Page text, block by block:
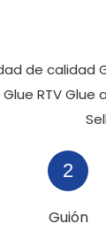
2
Guión